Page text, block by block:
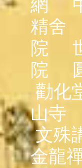
網
精舍
院
院
勸化
山寺
文殊
金龍